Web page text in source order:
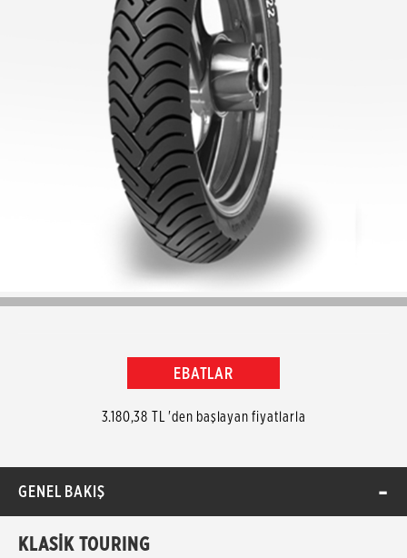
EBATLAR
3.180,38 TL 'den başlayan fiyatlarla
GENEL BAKIŞ
KLASİK TOURING